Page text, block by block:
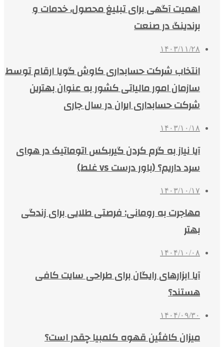
اهمیت آگهی برای تبلیغ محصول، خدمات و
برندینگ در صنعت
۱۴۰۳/۱۱/۲۸
انتخاب شرکت حسابداری کاوش گویا ارقام توسط
سازمان امور مالیاتی کشور به عنوان بهترین
شرکت حسابداری ایران در سال جاری
۱۴۰۳/۱۰/۱۸
آیا نیاز به گرم کردن گیربکس اتوماتیک در هوای
سرد داریم؟ (باور درست vs غلط)
۱۴۰۳/۱۰/۱۷
مهاجرت به رومانی: فرصتی طلایی برای زندگی
بهتر
۱۴۰۴/۱۰/۰۸
آیا ابزارهای رایگان برای طراحی سایت کافی
هستند؟
۱۴۰۴/۰۹/۳۰
میزان کافئین قهوه کلمبیا چقدر است؟